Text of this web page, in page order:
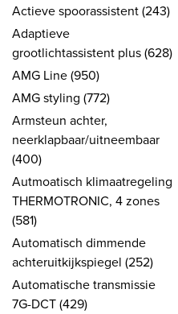
Actieve spoorassistent (243)
Adaptieve
grootlichtassistent plus (628)
AMG Line (950)
AMG styling (772)
Armsteun achter,
neerklapbaar/uitneembaar
(400)
Autmoatisch klimaatregeling
THERMOTRONIC, 4 zones
(581)
Automatisch dimmende
achteruitkijkspiegel (252)
Automatische transmissie
7G-DCT (429)